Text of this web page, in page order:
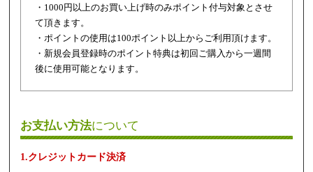
・1000円以上のお買い上げ時のみポイント付与対象とさせ
て頂きます。
・ポイントの使用は100ポイント以上からご利用頂けます。
・新規会員登録時のポイント特典は初回ご購入から一週間
後に使用可能となります。
お支払い方法について
1.クレジットカード決済